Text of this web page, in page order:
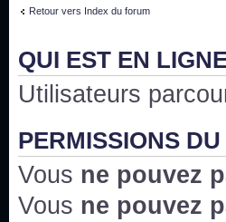
Retour vers Index du forum
QUI EST EN
Utilisateurs
PERMISSIONS
Vous ne pouvez
Vous ne pouvez